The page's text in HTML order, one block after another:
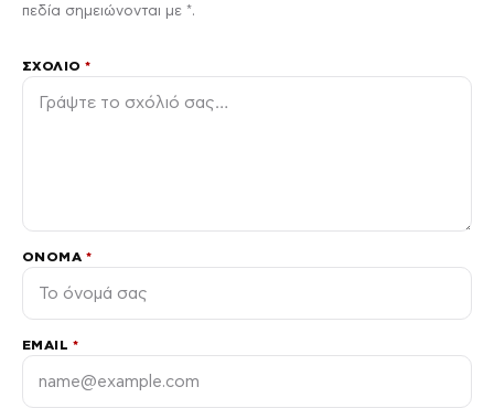
πεδία σημειώνονται με *.
ΣΧΌΛΙΟ*
ΌΝΟΜΑ *
EMAIL *